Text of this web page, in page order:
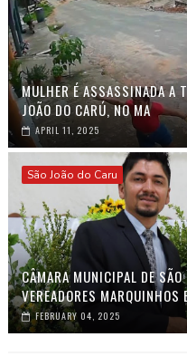
MULHER É ASSASSINADA A
JOÃO DO CARÚ, NO MA
APRIL 11, 2025
São João do Caru
CÂMARA MUNICIPAL DE
VEREADORES MARQUINHOS
FEBRUARY 04, 2025